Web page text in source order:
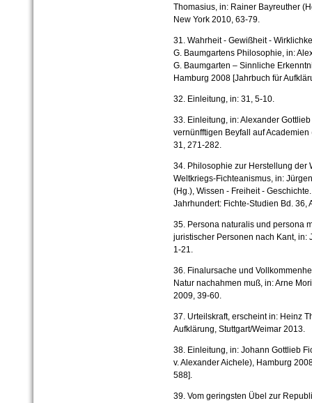
Thomasius, in: Rainer Bayreuther
New York 2010, 63-79.
31. Wahrheit - Gewißheit -
G. Baumgartens Philosophie, in:
G. Baumgarten – Sinnliche
Hamburg 2008 [Jahrbuch für
32. Einleitung, in: 31, 5-10.
33. Einleitung, in: Alexander
vernünfftigen Beyfall auf
31, 271-282.
34. Philosophie zur Herstellung der
Weltkriegs-Fichteanismus, in:
(Hg.), Wissen - Freiheit -
Jahrhundert: Fichte-Studien Bd. 36,
35. Persona naturalis und persona
juristischer Personen nach Kant, in:
1-21.
36. Finalursache und
Natur nachahmen muß, in: Arne
2009, 39-60.
37. Urteilskraft, erscheint in: Heinz
Aufklärung, Stuttgart/Weimar 2013.
38. Einleitung, in: Johann Gottlieb
v. Alexander Aichele), Hamburg
588].
39. Vom geringsten Übel zur